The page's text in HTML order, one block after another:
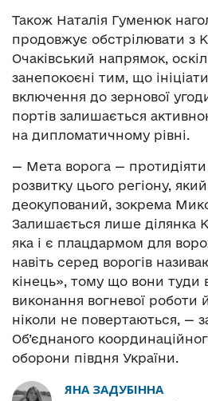
Також Наталія Гуменюк
продовжує обстрілювати з
Очаківський напрямок,
занепокоєні тим, що
включення до зернової
портів залишається
на дипломатичному рівні.
— Мета ворога —
розвитку цього регіону,
деокупований, зокрема
Залишається лише ділянка
яка і є плацдармом для
навіть серед ворогів
кінець», тому що вони туди
виконання вогневої роботи
ніколи не повертаються, —
Об’єднаного
оборони півдня України.
ЯНА ЗАДУБІННА